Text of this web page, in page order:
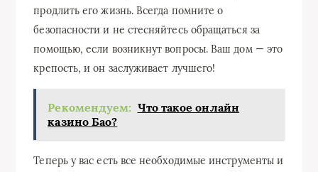
продлить его жизнь. Всегда помните о
безопасности и не стесняйтесь обращаться за
помощью, если возникнут вопросы. Ваш дом — это
крепость, и он заслуживает лучшего!
Рекомендуем: Что такое онлайн
казино Бао?
Теперь у вас есть все необходимые инструменты и